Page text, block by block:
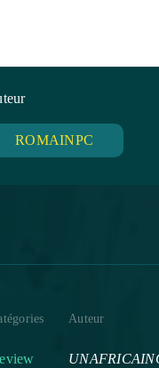
ROMAINPC
Auteur